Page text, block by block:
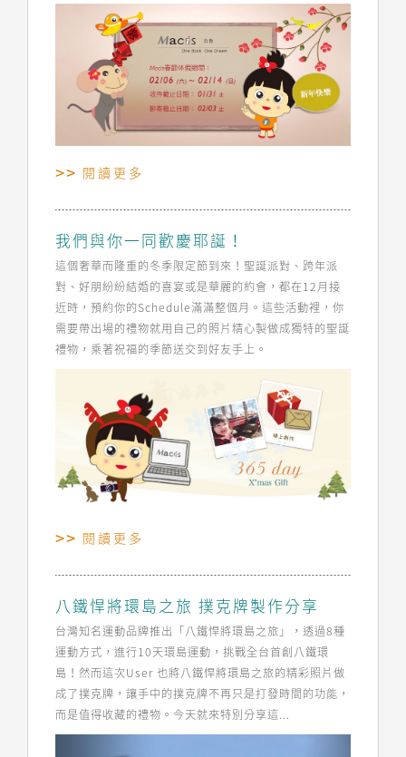
閱讀更多
我們與你一同歡慶耶誕！
這個奢華而隆重的冬季限定節到來！聖誕派對、跨年派
對、好朋紛紛結婚的喜宴或是華麗的約會，都在12月接
近時，預約你的Schedule滿滿整個月。這些活動裡，你
需要帶出場的禮物就用自己的照片精心製做成獨特的聖誕
禮物，乘著祝福的季節送交到好友手上。
閱讀更多
八鐵悍將環島之旅 撲克牌製作分享
台灣知名運動品牌推出「八鐵悍將環島之旅」，透過8種
運動方式，進行10天環島運動，挑戰全台首創八鐵環
島！然而這次User 也將八鐵悍將環島之旅的精彩照片做
成了撲克牌，讓手中的撲克牌不再只是打發時間的功能，
而是值得收藏的禮物。今天就來特別分享這...